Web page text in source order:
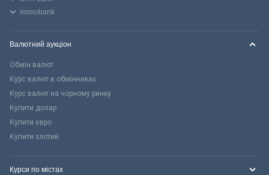
monobank
Валютний аукціон
Обмін валют
Курс валют в обмінниках
Курс валют на чорному ринку
Купити долар
Купити євро
Купити злотий
Курси по містах